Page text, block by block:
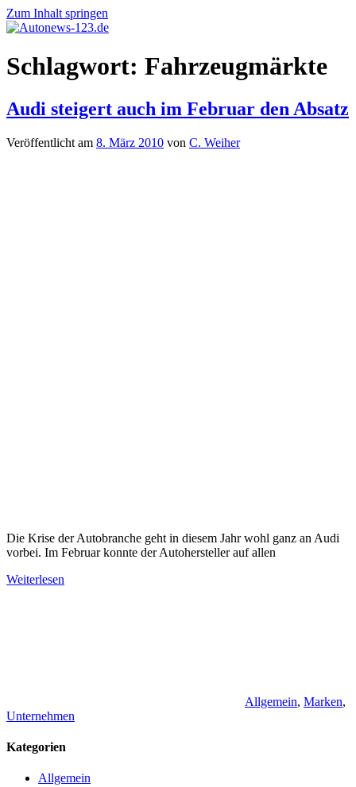
Zum Inhalt springen
Autonews-
123.de
Autonews
mit
Schlagwort: Fahrzeugmärkte
Audi steigert auch im Februar den Absatz
Veröffentlicht am 8. März 2010 von C. Weiher
Die Krise der Autobranche geht in diesem Jahr wohl ganz an Audi
vorbei. Im Februar konnte der Autohersteller auf allen
Weiterlesen
Allgemein, Marken,
Unternehmen
Kategorien
Allgemein